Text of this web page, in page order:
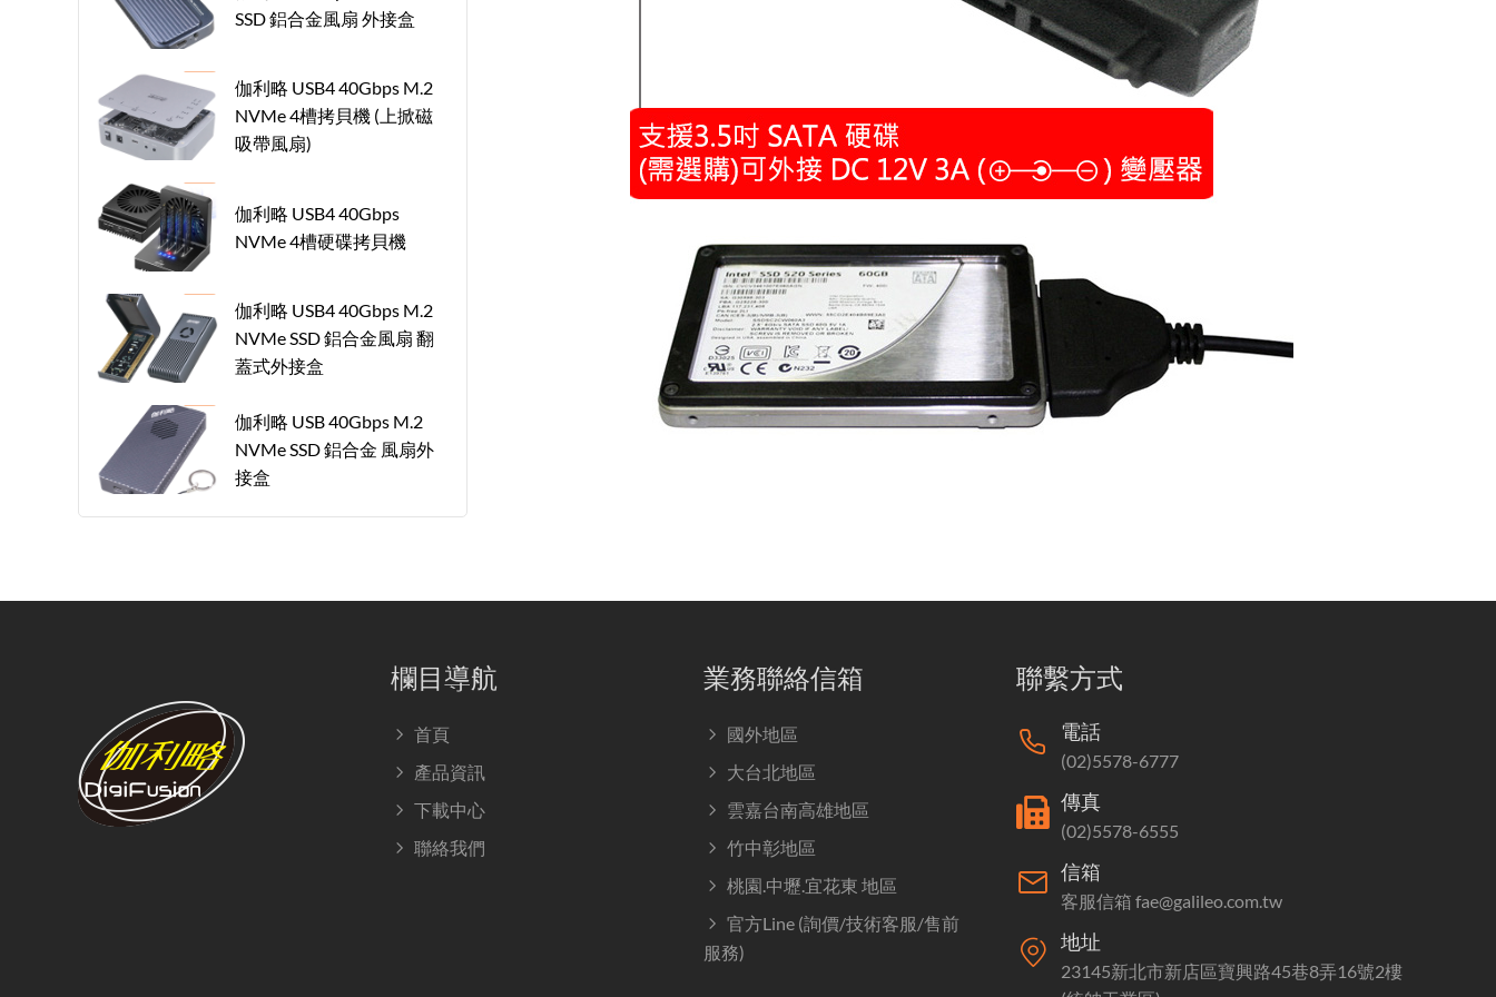
SSD 鋁合金風扇 外接盒
伽利略 USB4 40Gbps M.2
NVMe 4槽拷貝機 (上掀磁
吸帶風扇)
伽利略 USB4 40Gbps
NVMe 4槽硬碟拷貝機
伽利略 USB4 40Gbps M.2
NVMe SSD 鋁合金風扇 翻
蓋式外接盒
伽利略 USB 40Gbps M.2
NVMe SSD 鋁合金 風扇外
接盒
欄目導航
首頁
產品資訊
下載中心
聯絡我們
業務聯絡信箱
國外地區
大台北地區
雲嘉台南高雄地區
竹中彰地區
桃園.中壢.宜花東 地區
官方Line (詢價/技術客服/售前
服務)
聯繫方式
電話
(02)5578-6777
傳真
(02)5578-6555
信箱
客服信箱 fae@galileo.com.tw
地址
23145新北市新店區寶興路45巷8弄16號2樓